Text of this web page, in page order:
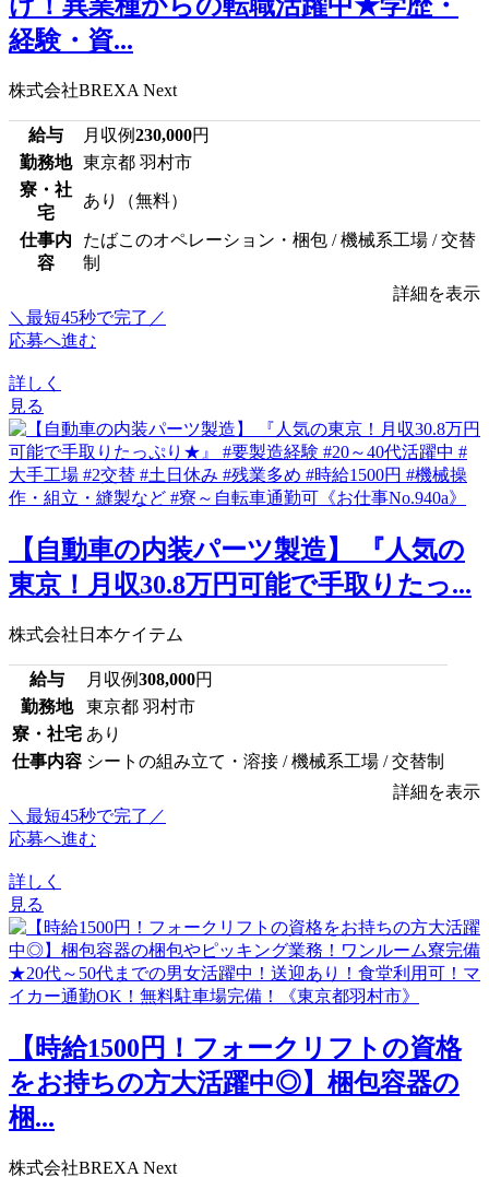
経験・資...
株式会社BREXA Next
給与 月収例230,000円
勤務地
東京都 羽村市
寮・社
宅
あり（無料）
仕事内
容
たばこのオペレーション・梱包 / 機械系工場 / 交替
制
詳細を表示
＼最短45秒で完了／
応募へ進む
詳しく
見る
【自動車の内装パーツ製造】 『人気の
東京！月収30.8万円可能で手取りたっ...
株式会社日本ケイテム
給与 月収例308,000円
勤務地
東京都 羽村市
寮・社宅 あり
仕事内容 シートの組み立て・溶接 / 機械系工場 / 交替制
詳細を表示
＼最短45秒で完了／
応募へ進む
詳しく
見る
【時給1500円！フォークリフトの資格
をお持ちの方大活躍中◎】梱包容器の
梱...
株式会社BREXA Next